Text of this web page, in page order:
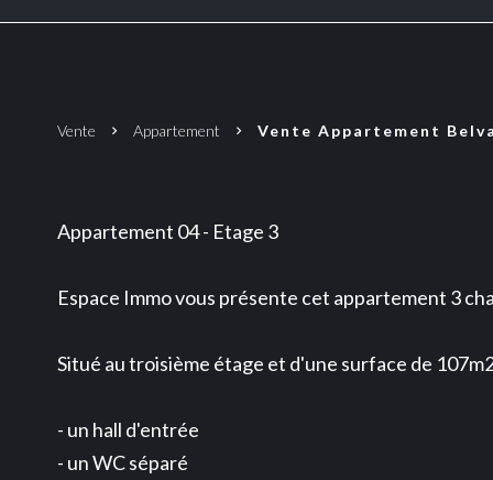
Vente Appartement Vente Appartement
Appartement 04 - Etage 3
Espace Immo vous présente cet appartement 3
Situé au troisième étage et d'une surface de
- un hall d'entrée
- un WC séparé